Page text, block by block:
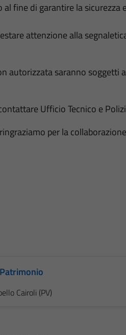
fine di garantire la sicurezza
attenzione alla
autorizzata saranno soggetti
Ufficio Tecnico e
per la
Cairoli (PV)